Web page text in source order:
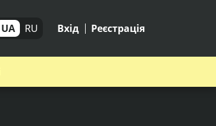
UA RU Вхід Реєстрація